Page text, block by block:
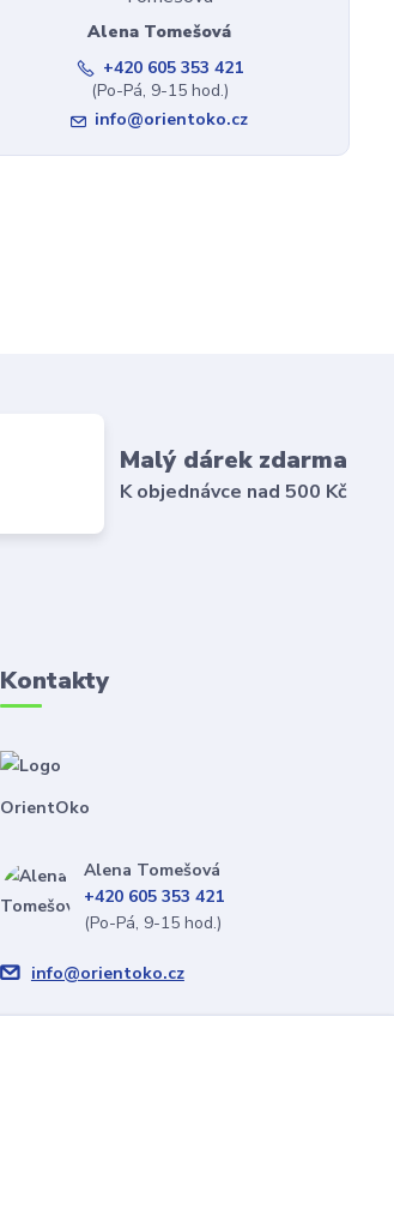
Alena Tomešová
+420 605 353 421
(Po-Pá, 9-15 hod.)
info@orientoko.cz
Malý dárek zdarma
K objednávce nad 500 Kč
Kontakty
OrientOko
Alena Tomešová
+420 605 353 421
(Po-Pá, 9-15 hod.)
info@orientoko.cz